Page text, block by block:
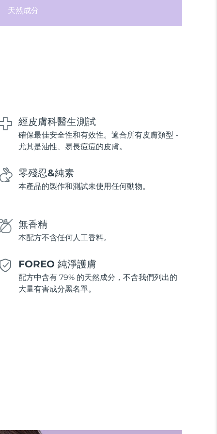
天然成分
經皮膚科醫生測試
確保最佳安全性和有效性。適合所有皮膚類型 -
尤其是油性、易長痘痘的皮膚。
零殘忍&純素
本產品的製作和測試未使用任何動物。
無香精
本配方不含任何人工香料。
FOREO 純淨護膚
配方中含有 79% 的天然成分，不含我們列出的
大量有害成分黑名單。